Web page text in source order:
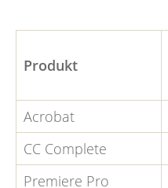
Produkt
Acrobat
CC Complete
Premiere Pro